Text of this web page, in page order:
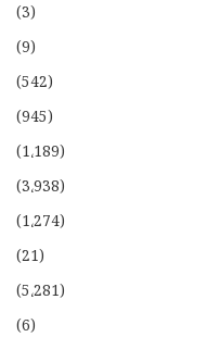
(3)
(9)
(542)
(945)
(1،189)
(3،938)
(1،274)
(21)
(5،281)
(6)